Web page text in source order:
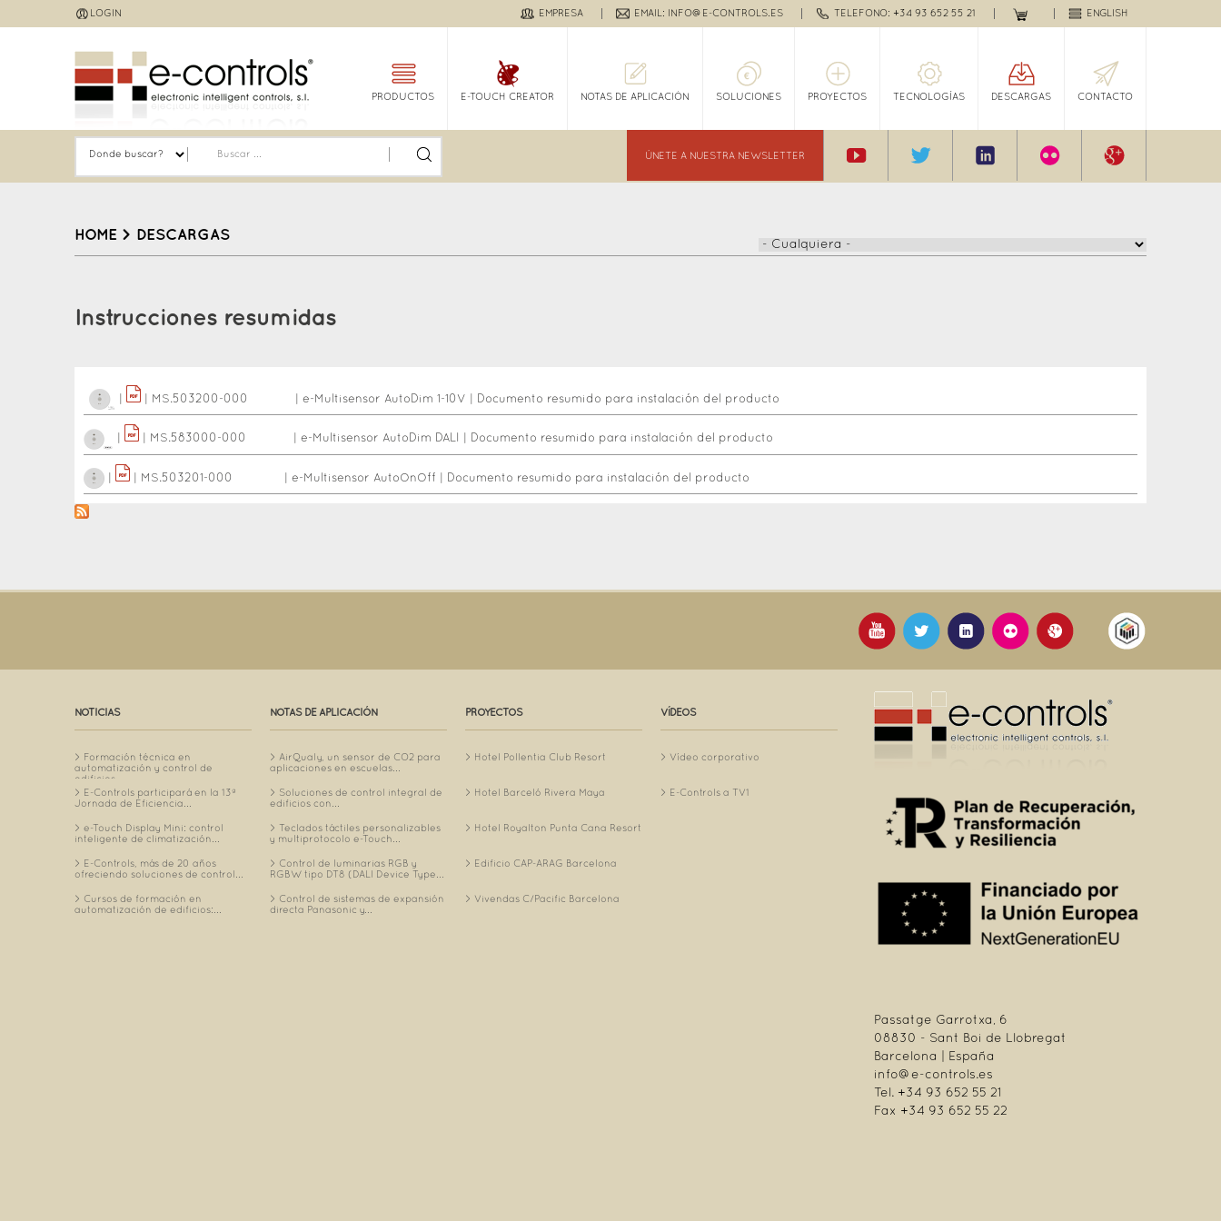
to
LOGIN ENGLISH
EMPRESA EMAIL: INFO@E-CONTROLS.ES TELEFONO: +34 93 652 55 21
PRODUCTOS E-TOUCH CREATOR NOTAS DE APLICACIÓN SOLUCIONES PROYECTOS TECNOLOGÍAS DESCARGAS CONTACTO
ÚNETE A NUESTRA NEWSLETTER
HOME > DESCARGAS
top
Instrucciones resumidas
MS.503200-000 e-Multisensor AutoDim 1-10V Documento resumido para instalación del producto
MS.583000-000 e-Multisensor AutoDim DALI Documento resumido para instalación del producto
MS.503201-000 e-Multisensor AutoOnOff Documento resumido para instalación del producto
NOTICIAS
Formación técnica en
automatización y control de
edificios...
E-Controls participará en la 13ª
Jornada de Eficiencia...
e-Touch Display Mini: control
inteligente de climatización...
E-Controls, más de 20 años
ofreciendo soluciones de control...
Cursos de formación en
automatización de edificios:...
NOTAS DE APLICACIÓN
AirQualy, un sensor de CO2 para
aplicaciones en escuelas...
Soluciones de control integral de
edificios con...
Teclados táctiles personalizables
y multiprotocolo e-Touch...
Control de luminarias RGB y
RGBW tipo DT8 (DALI Device Type...
Control de sistemas de expansión
directa Panasonic y...
PROYECTOS
Hotel Pollentia Club Resort
Hotel Barceló Rivera Maya
Hotel Royalton Punta Cana Resort
Edificio CAP-ARAG Barcelona
Vivendas C/Pacific Barcelona
VÍDEOS
Vídeo corporativo
E-Controls a TV1
Passatge Garrotxa, 6
08830 - Sant Boi de Llobregat
Barcelona | España
info@e-controls.es
Tel. +34 93 652 55 21
Fax +34 93 652 55 22